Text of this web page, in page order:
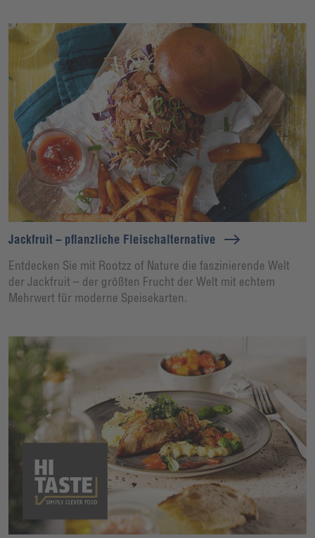
Jackfruit – pflanzliche Fleischalternative
Entdecken Sie mit Rootzz of Nature die faszinierende Welt
der Jackfruit – der größten Frucht der Welt mit echtem
Mehrwert für moderne Speisekarten.